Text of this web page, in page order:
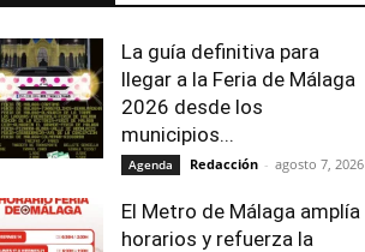
La guía definitiva para
llegar a la Feria de Málaga
2026 desde los
municipios...
Agenda Redacción - agosto 7, 2026
El Metro de Málaga amplía
horarios y refuerza la